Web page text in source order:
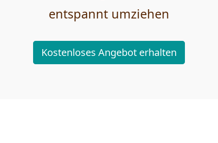
entspannt umziehen
Kostenloses Angebot erhalten